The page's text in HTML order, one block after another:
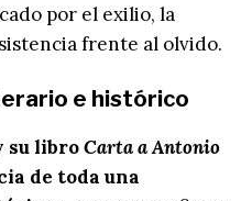
por el exilio, la
frente al olvido.
e histórico
su libroCarta a Antonio
de toda una